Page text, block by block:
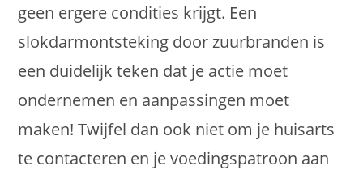
geen ergere condities krijgt. Een
slokdarmontsteking door zuurbranden is
een duidelijk teken dat je actie moet
ondernemen en aanpassingen moet
maken! Twijfel dan ook niet om je huisarts
te contacteren en je voedingspatroon aan